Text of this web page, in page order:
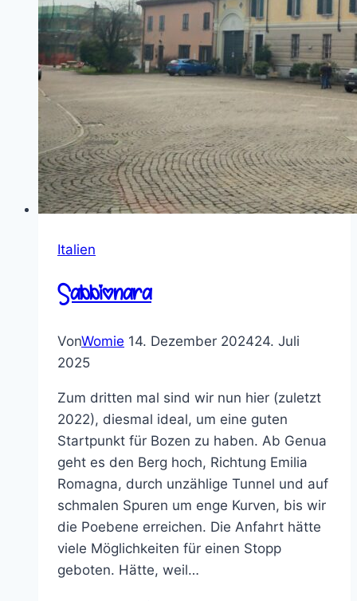
Italien
Sabbionara
VonWomie 14. Dezember 202424. Juli
2025
Zum dritten mal sind wir nun hier (zuletzt
2022), diesmal ideal, um eine guten
Startpunkt für Bozen zu haben. Ab Genua
geht es den Berg hoch, Richtung Emilia
Romagna, durch unzählige Tunnel und auf
schmalen Spuren um enge Kurven, bis wir
die Poebene erreichen. Die Anfahrt hätte
viele Möglichkeiten für einen Stopp
geboten. Hätte, weil…